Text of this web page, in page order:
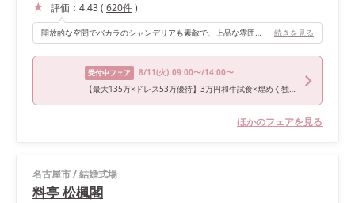
評価： 4.43( 620件)
開放的な空間でバカラのシャンデリアも素敵で、上品な雰囲気でした。 続きを見る
受付中フェア 8/11(火) 09:00〜/14:00〜
【最大135万×ドレス53万優待】3万円和牛試食×煌めく独立型教会
ほかのフェアを見る
名古屋市/結婚式場
料亭 松楓閣